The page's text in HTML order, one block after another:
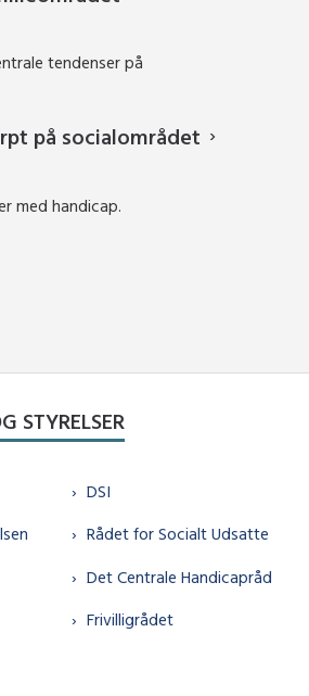
tendenser på
på socialområdet
med handicap.
STYRELSER
DSI
Rådet for Socialt Udsatte
Det Centrale Handicapråd
Frivilligrådet